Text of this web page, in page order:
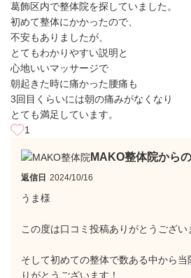
葛飾区内で整体院を探していました。
初めて整体にかかったので、
不安もありましたが、
とてもわかりやすい説明と
心地いいマッサージで
朝起きた時に痛かった腰痛も
3回目くらいには朝の痛みがなくなり
とても満足しています。
1
MAKO整体院から
返信日 2024/10/16
うま様
この度は口コミ投稿ありがとうござい
そして初めての整体で数ある中から
りがとうございます！